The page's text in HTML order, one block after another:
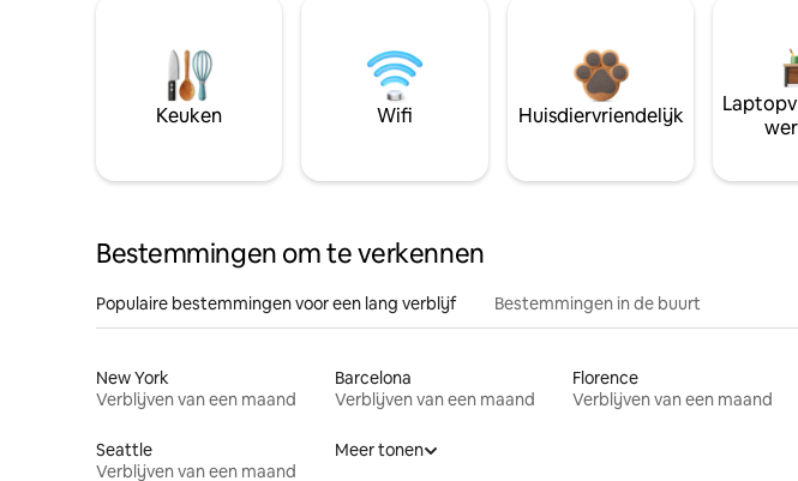
Keuken Wifi Huisdiervriendelijk
Bestemmingen om te verkennen
Populaire bestemmingen voor een lang verblijf Bestemmingen in de buurt
New York
Verblijven van een maand
Barcelona
Verblijven van een maand
Florence
Verblijven van een maand
Seattle
Verblijven van een maand
Meer tonen